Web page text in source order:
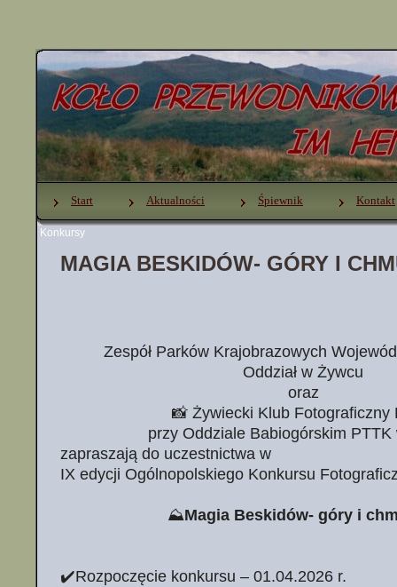
Konkursy
Start Aktualności Śpiewnik Kontakt
MAGIA BESKIDÓW- GÓRY I
Zespół Parków Krajobrazowych
Oddział w Żywcu
oraz
📸 Żywiecki Klub Fotograficzny
przy Oddziale Babiogórskim PTTK
zapraszają do uczestnictwa w
IX edycji Ogólnopolskiego Konkursu
⛰️Magia Beskidów- góry i
✔️Rozpoczęcie konkursu – 01.04.2026 r.